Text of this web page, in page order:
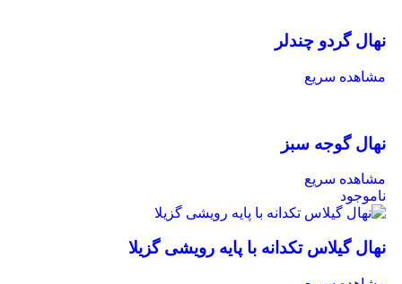
نهال گردو چندلر
مشاهده سریع
نهال گوجه سبز
مشاهده سریع
ناموجود
نهال گیلاس تکدانه با پایه رویشی گزیلا